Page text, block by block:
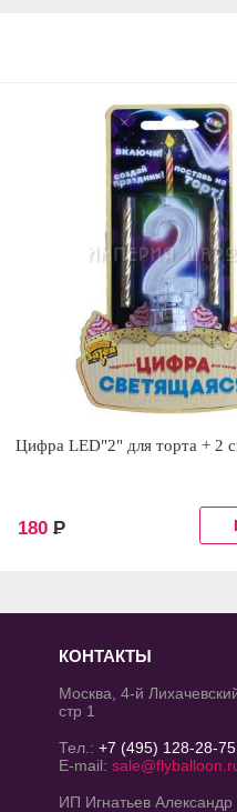
Цифра LED"2" для торта + 2
180 Р
КОНТАКТЫ
Москва, 4-й
стр 1
Тел.:+7 (495) 128-28-75
E-mail:
ИП Игнатьев Александр